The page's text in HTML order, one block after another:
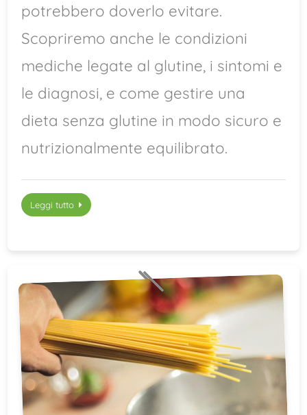
potrebbero doverlo evitare.
Scopriremo anche le condizioni
mediche legate al glutine, i sintomi e
le diagnosi, e come gestire una
dieta senza glutine in modo sicuro e
nutrizionalmente equilibrato.
Leggi tutto